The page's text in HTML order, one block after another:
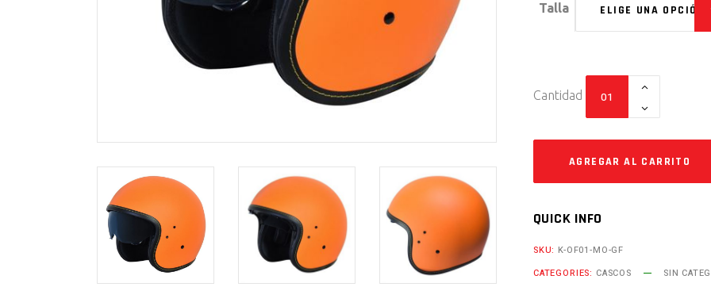
Talla ELIGE UNA OPCIÓN
Cantidad
QUICK INFO
SKU: K-OF01-MO-GF
CATEGORIES: CASCOS SIN